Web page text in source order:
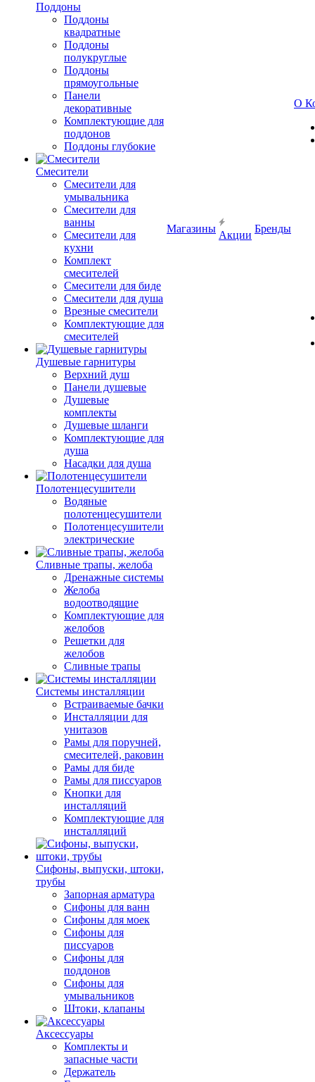
Поддоны
Поддоны
квадратные
Поддоны
полукруглые
Поддоны
прямоугольные
Панели
декоративные
Комплектующие для
поддонов
Поддоны глубокие
Смесители
Смесители для
умывальника
Смесители для
ванны
Смесители для
кухни
Комплект
смесителей
Смесители для биде
Смесители для душа
Врезные смесители
Комплектующие для
смесителей
Душевые гарнитуры
Верхний душ
Панели душевые
Душевые
комплекты
Душевые шланги
Комплектующие для
душа
Насадки для душа
Полотенцесушители
Водяные
полотенцесушители
Полотенцесушители
электрические
Сливные трапы, желоба
Дренажные системы
Желоба
водоотводящие
Комплектующие для
желобов
Решетки для
желобов
Сливные трапы
Системы инсталляции
Встраиваемые бачки
Инсталляции для
унитазов
Рамы для поручней,
смесителей, раковин
Рамы для биде
Рамы для писсуаров
Кнопки для
инсталляций
Комплектующие для
инсталляций
Сифоны, выпуски, штоки,
трубы
Запорная арматура
Сифоны для ванн
Сифоны для моек
Сифоны для
писсуаров
Сифоны для
поддонов
Сифоны для
умывальников
Штоки, клапаны
Аксессуары
Комплекты и
запасные части
Держатель
Магазины
Акции
Бренды
О